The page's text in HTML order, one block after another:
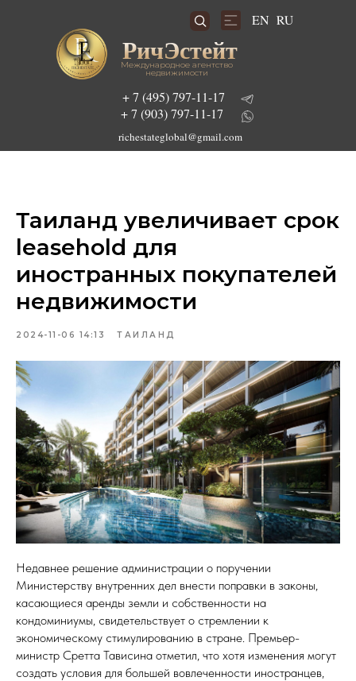
Международное агентство
недвижимости
РичЭстейт
+ 7 (903) 797-11-17
+ 7 (495) 797-11-17
richestateglobal@gmail.com
EN RU
Таиланд увеличивает срок
leasehold для
иностранных покупателей
недвижимости
2024-11-06 14:13 ТАИЛАНД
Недавнее решение администрации о поручении
Министерству внутренних дел внести поправки в законы,
касающиеся аренды земли и собственности на
кондоминиумы, свидетельствует о стремлении к
экономическому стимулированию в стране. Премьер-
министр Сретта Тависина отметил, что хотя изменения могут
создать условия для большей вовлеченности иностранцев,